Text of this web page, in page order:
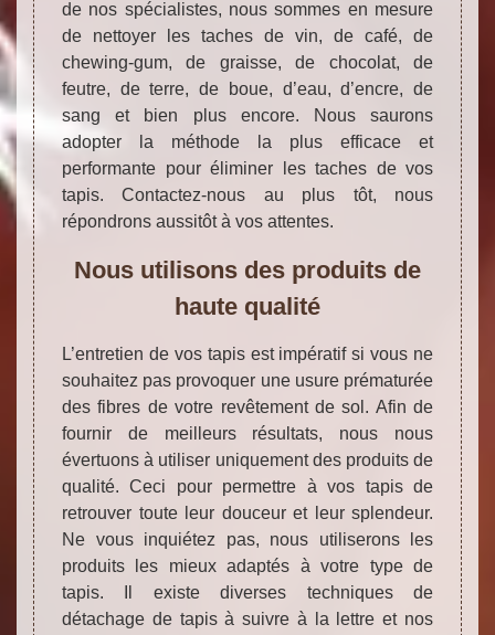
de nos spécialistes, nous sommes en mesure
de nettoyer les taches de vin, de café, de
chewing-gum, de graisse, de chocolat, de
feutre, de terre, de boue, d’eau, d’encre, de
sang et bien plus encore. Nous saurons
adopter la méthode la plus efficace et
performante pour éliminer les taches de vos
tapis. Contactez-nous au plus tôt, nous
répondrons aussitôt à vos attentes.
Nous utilisons des produits de
haute qualité
L’entretien de vos tapis est impératif si vous ne
souhaitez pas provoquer une usure prématurée
des fibres de votre revêtement de sol. Afin de
fournir de meilleurs résultats, nous nous
évertuons à utiliser uniquement des produits de
qualité. Ceci pour permettre à vos tapis de
retrouver toute leur douceur et leur splendeur.
Ne vous inquiétez pas, nous utiliserons les
produits les mieux adaptés à votre type de
tapis. Il existe diverses techniques de
détachage de tapis à suivre à la lettre et nos